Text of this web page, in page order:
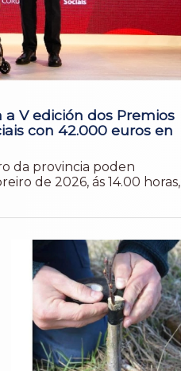
V edición dos Premios
con 42.000 euros en
da provincia poden
de 2026, ás 14.00 horas,